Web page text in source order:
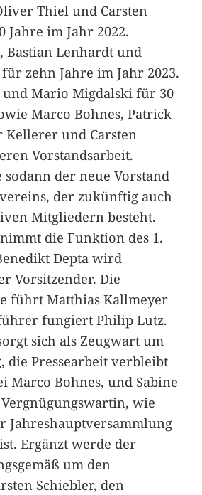
Thiel und Carsten
Jahre im Jahr 2022.
Bastian Lenhardt und
zehn Jahre im Jahr 2023.
und Mario Migdalski für 30
Marco Bohnes, Patrick
Kellerer und Carsten
Vorstandsarbeit.
der neue Vorstand
der zukünftig auch
Mitgliedern besteht.
die Funktion des 1.
Depta wird
Vorsitzender. Die
führt Matthias Kallmeyer
fungiert Philip Lutz.
sich als Zeugwart um
die Pressearbeit verbleibt
Marco Bohnes, und Sabine
wie
Jahreshauptversammlung
Ergänzt werde der
um den
Schiebler, den